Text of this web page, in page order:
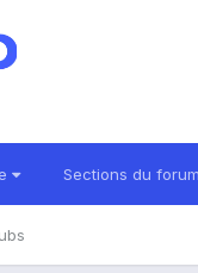
Sections du forum